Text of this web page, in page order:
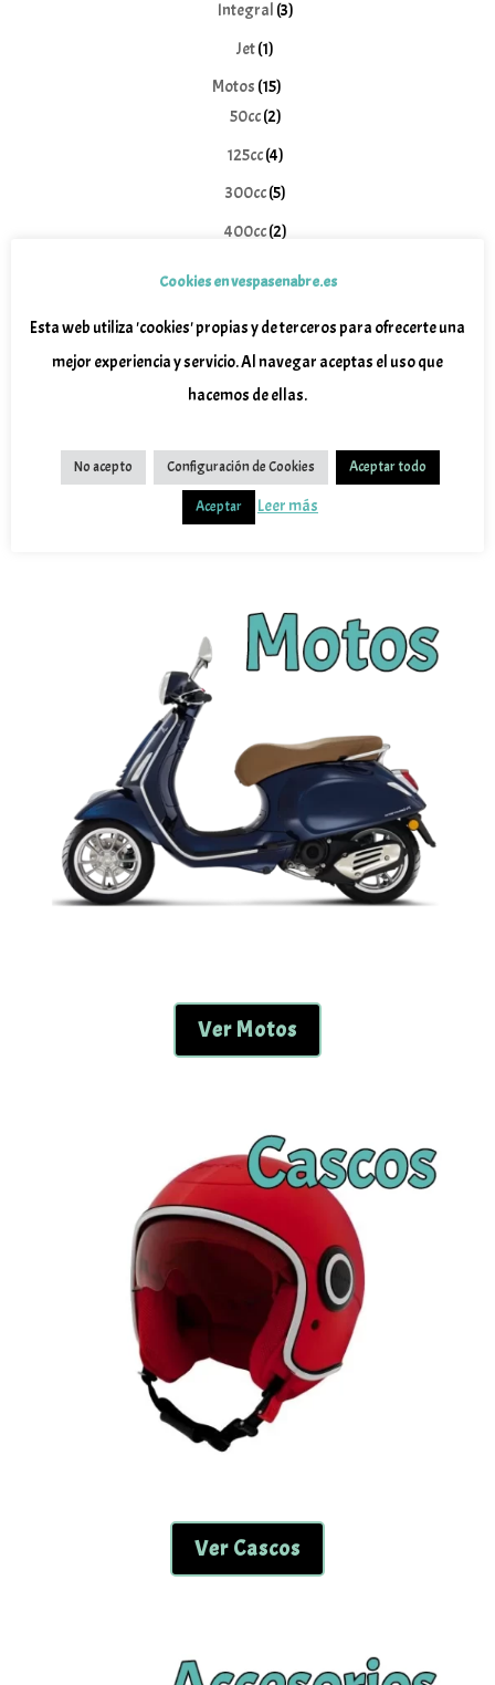
productos
Integral 33
Jet 11
producto
Motos 1515
productos
50cc 22
productos
125cc 44
productos
300cc 55
productos
400cc 22
productos
producto
Piaggio 10
Ver Motos
Ver Cascos
Cookies en vespasenabre.es
Esta web utiliza 'cookies' propias y de terceros para ofrecerte una
mejor experiencia y servicio. Al navegar aceptas el uso que
hacemos de ellas.
No acepto Configuración de Cookies Aceptar todo
Aceptar Leer más